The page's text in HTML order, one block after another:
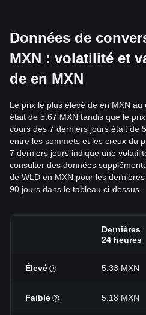
Données de
MXN : volatilité et
de en MXN
Le prix le plus élevé de en MXN
était de 5.67 MXN tandis que le
cours des 7 derniers jours était de
entre les sommets et les creux du
7 derniers jours indique une
consulter des données
de WLD en MXN pour les
90 jours dans le tableau ci-dessus.
Dernières
24 heures
Élevé 5.33 MXN
Faible 5.18 MXN